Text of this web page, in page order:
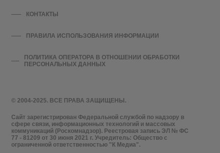
© 2004-2025. ВСЕ ПРАВА ЗАЩИЩЕНЫ.
Сайт зарегистрирован Федеральной службой по надзору в
сфере связи, информационных технологий и массовых
коммуникаций (Роскомнадзор). Реестровая запись ЭЛ № ФС
77 - 81209 от 30 июня 2021 г. Учредитель: Общество с
ограниченной ответственностью "К Медиа".
КОНТАКТЫ
ПРАВИЛА ИСПОЛЬЗОВАНИЯ ИНФОРМАЦИИ
ПОЛИТИКА ОПЕРАТОРА В ОТНОШЕНИИ ОБРАБОТКИ
ПЕРСОНАЛЬНЫХ ДАННЫХ